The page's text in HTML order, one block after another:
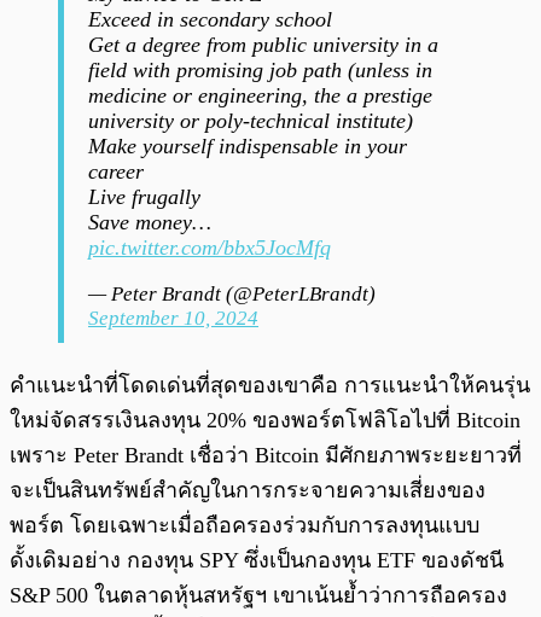
Exceed in secondary school
Get a degree from public university in a
field with promising job path (unless in
medicine or engineering, the a prestige
university or poly-technical institute)
Make yourself indispensable in your
career
Live frugally
Save money…
pic.twitter.com/bbx5JocMfq
— Peter Brandt (@PeterLBrandt)
September 10, 2024
คำแนะนำที่โดดเด่นที่สุดของเขาคือ การแนะนำให้คนรุ่น
ใหม่จัดสรรเงินลงทุน 20% ของพอร์ตโฟลิโอไปที่ Bitcoin
เพราะ Peter Brandt เชื่อว่า Bitcoin มีศักยภาพระยะยาวที่
จะเป็นสินทรัพย์สำคัญในการกระจายความเสี่ยงของ
พอร์ต โดยเฉพาะเมื่อถือครองร่วมกับการลงทุนแบบ
ดั้งเดิมอย่าง กองทุน SPY ซึ่งเป็นกองทุน ETF ของดัชนี
S&P 500 ในตลาดหุ้นสหรัฐฯ เขาเน้นย้ำว่าการถือครอง